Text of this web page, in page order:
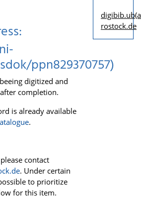
ppn829370757)
digitized and
completion.
is already available
.
contact
. Under certain
to prioritize
for this item.
rostock.de